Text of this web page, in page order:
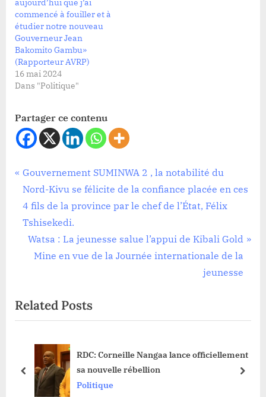
aujourd’hui que j’ai
commencé à fouiller et à
étudier notre nouveau
Gouverneur Jean
Bakomito Gambu»
(Rapporteur AVRP)
16 mai 2024
Dans "Politique"
Partager ce contenu
Politique
Navigation
de
l’article
P
r
e
v
P
o
:
Gouvernement SUMINWA 2 , la notabilité du
Nord-Kivu se félicite de la confiance placée en ces
4 fils de la province par le chef de l’État, Félix
Tshisekedi.
N
P
o
Watsa : La jeunesse salue l’appui de Kibali Gold
Mine en vue de la Journée internationale de la
jeunesse
Related Posts
RDC: Corneille Nangaa lance officiellement
sa nouvelle rébellion
Politique
prev next